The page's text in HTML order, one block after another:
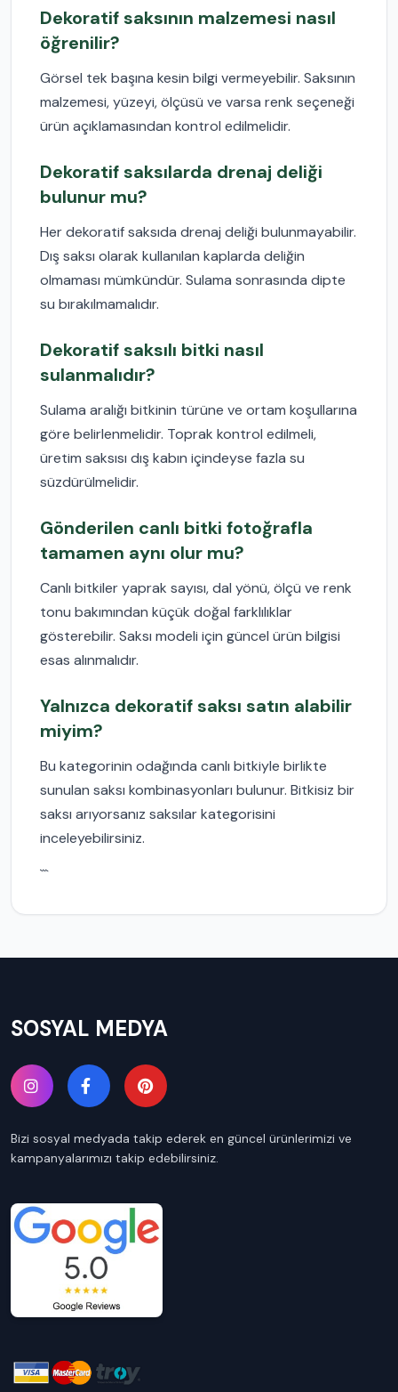
Dekoratif saksının malzemesi nasıl
öğrenilir?
Görsel tek başına kesin bilgi vermeyebilir. Saksının
malzemesi, yüzeyi, ölçüsü ve varsa renk seçeneği
ürün açıklamasından kontrol edilmelidir.
Dekoratif saksılarda drenaj deliği
bulunur mu?
Her dekoratif saksıda drenaj deliği bulunmayabilir.
Dış saksı olarak kullanılan kaplarda deliğin
olmaması mümkündür. Sulama sonrasında dipte
su bırakılmamalıdır.
Dekoratif saksılı bitki nasıl
sulanmalıdır?
Sulama aralığı bitkinin türüne ve ortam koşullarına
göre belirlenmelidir. Toprak kontrol edilmeli,
üretim saksısı dış kabın içindeyse fazla su
süzdürülmelidir.
Gönderilen canlı bitki fotoğrafla
tamamen aynı olur mu?
Canlı bitkiler yaprak sayısı, dal yönü, ölçü ve renk
tonu bakımından küçük doğal farklılıklar
gösterebilir. Saksı modeli için güncel ürün bilgisi
esas alınmalıdır.
Yalnızca dekoratif saksı satın alabilir
miyim?
Bu kategorinin odağında canlı bitkiyle birlikte
sunulan saksı kombinasyonları bulunur. Bitkisiz bir
saksı arıyorsanız saksılar kategorisini
inceleyebilirsiniz.
```
SOSYAL MEDYA
Bizi sosyal medyada takip ederek en güncel ürünlerimizi ve
kampanyalarımızı takip edebilirsiniz.